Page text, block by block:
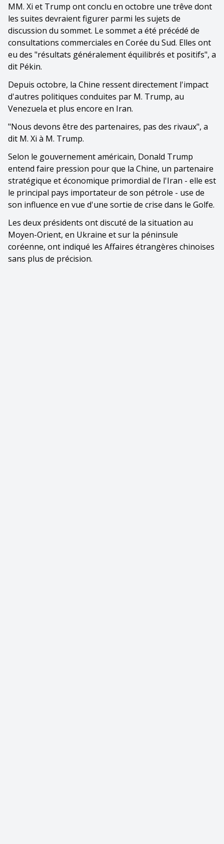
MM. Xi et Trump ont conclu en octobre une trêve dont
les suites devraient figurer parmi les sujets de
discussion du sommet. Le sommet a été précédé de
consultations commerciales en Corée du Sud. Elles ont
eu des "résultats généralement équilibrés et positifs", a
dit Pékin.
Depuis octobre, la Chine ressent directement l'impact
d'autres politiques conduites par M. Trump, au
Venezuela et plus encore en Iran.
"Nous devons être des partenaires, pas des rivaux", a
dit M. Xi à M. Trump.
Selon le gouvernement américain, Donald Trump
entend faire pression pour que la Chine, un partenaire
stratégique et économique primordial de l'Iran - elle est
le principal pays importateur de son pétrole - use de
son influence en vue d'une sortie de crise dans le Golfe.
Les deux présidents ont discuté de la situation au
Moyen-Orient, en Ukraine et sur la péninsule
coréenne, ont indiqué les Affaires étrangères chinoises
sans plus de précision.